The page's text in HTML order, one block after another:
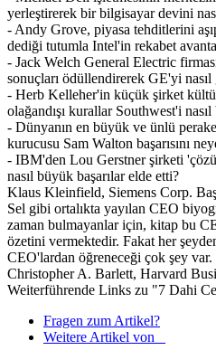
yerleştirerek bir bilgisayar devini
- Andy Grove, piyasa tehditlerini
dediği tutumla Intel'in rekabet
- Jack Welch General Electric
sonuçları ödüllendirerek GE'yi
- Herb Kelleher'in küçük şirket
olağandışı kurallar Southwest'i
- Dünyanın en büyük ve ünlü
kurucusu Sam Walton başarısını
- IBM'den Lou Gerstner şirketi
nasıl büyük başarılar elde etti?
Klaus Kleinfield, Siemens Corp.
Sel gibi ortalıkta yayılan CEO
zaman bulmayanlar için, kitap bu
özetini vermektedir. Fakat her
CEO'lardan öğreneceği çok şey var.
Christopher A. Barlett, Harvard
Weiterführende Links zu "7 Dahi
Fragen zum Artikel?
Weitere Artikel von _